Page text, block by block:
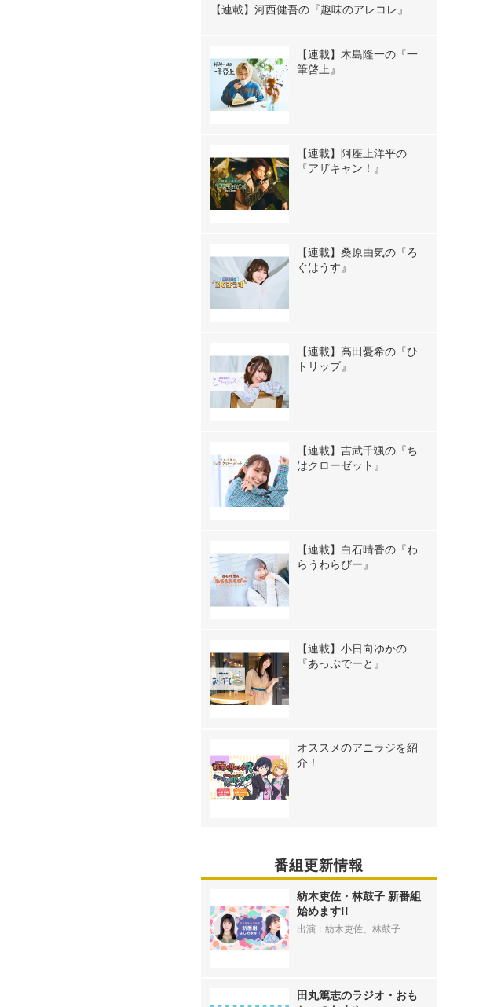
【連載】河西健吾の『趣味のアレコレ』
【連載】木島隆一の『一
筆啓上』
【連載】阿座上洋平の
『アザキャン！』
【連載】桑原由気の『ろ
ぐはうす』
【連載】高田憂希の『ひ
トリップ』
【連載】吉武千颯の『ち
はクローゼット』
【連載】白石晴香の『わ
らうわらびー』
【連載】小日向ゆかの
『あっぷでーと』
オススメのアニラジを紹
介！
番組更新情報
紡木吏佐・林鼓子 新番組
始めます!!
出演：紡木吏佐、林鼓子
田丸篤志のラジオ・おも